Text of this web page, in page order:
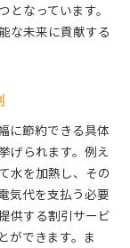
なっています。
な未来に貢献する
に節約できる具体
げられます。例え
水を加熱し、その
気代を支払う必要
供する割引サービ
ができます。ま